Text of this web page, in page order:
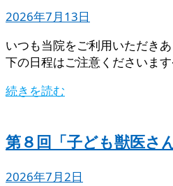
2026年7月13日
いつも当院をご利用いただき
下の日程はご注意くださいま
続きを読む
第８回「子ども獣医さ
2026年7月2日